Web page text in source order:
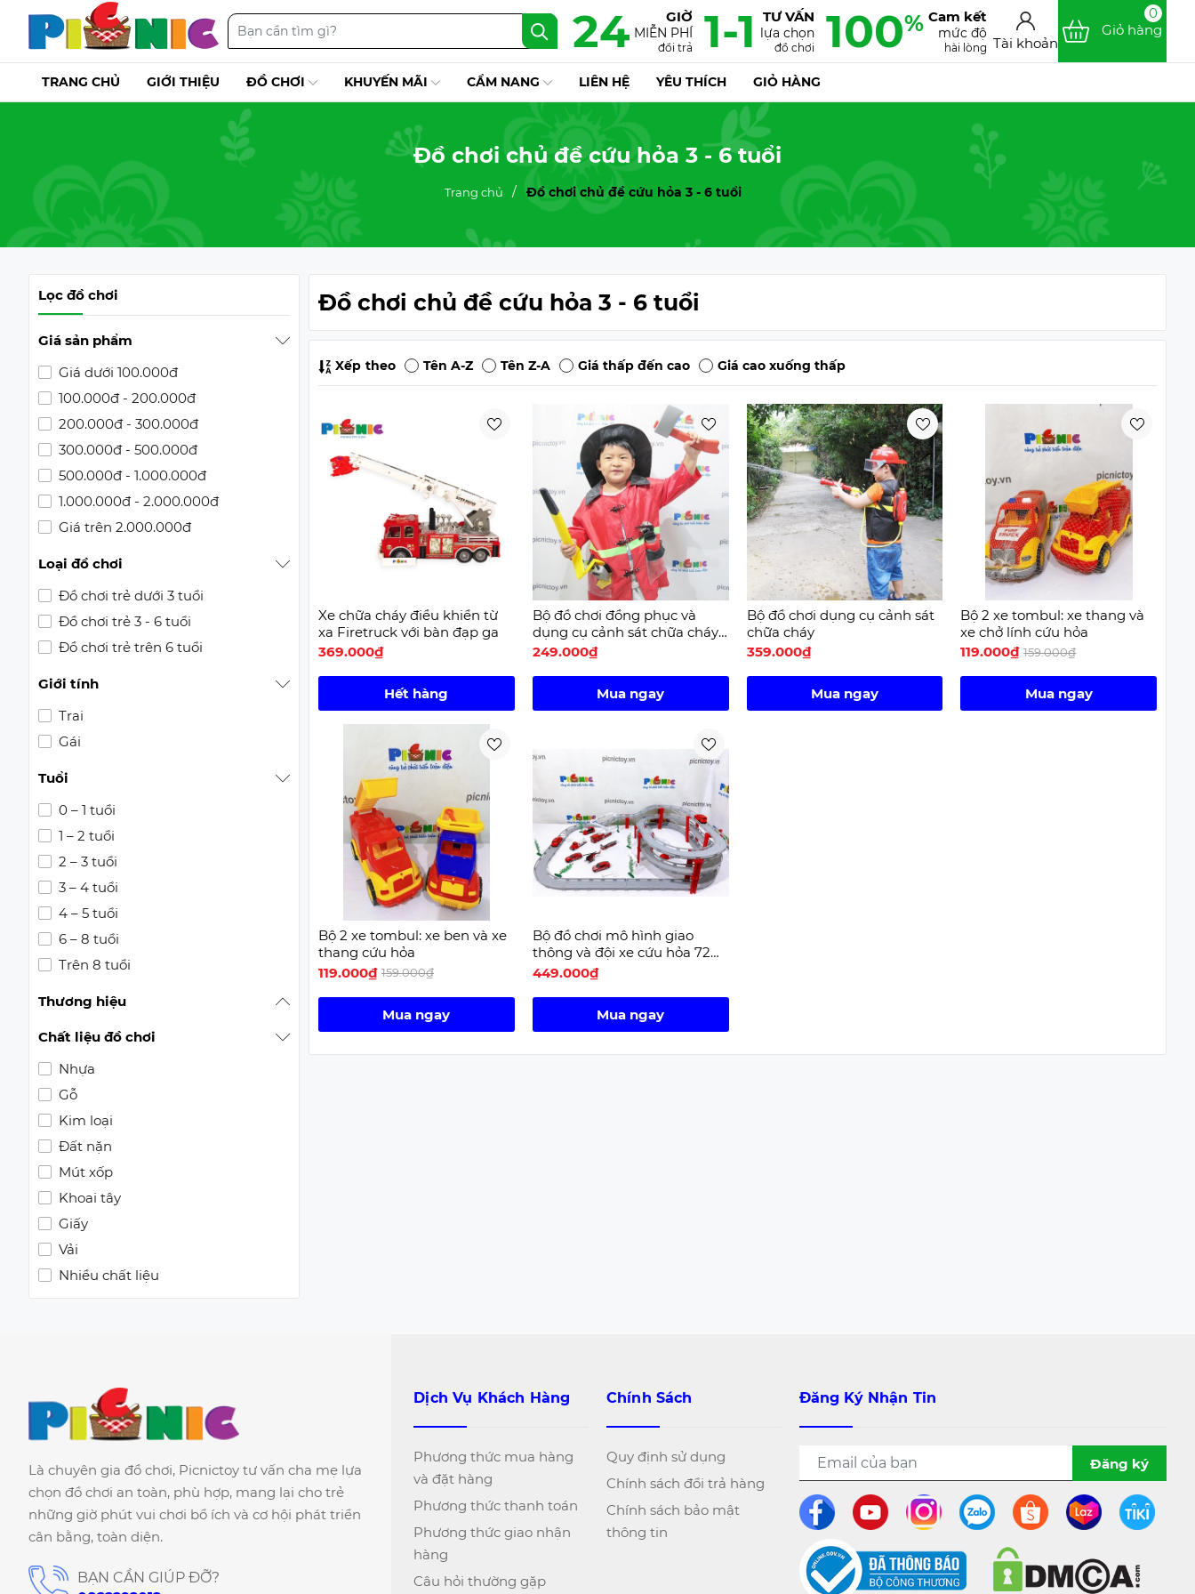
24 GIỜ
MIỄN PHÍ
đổi trả 1-1 TƯ VẤN
lựa chọn
đồ chơi 100% Cam kết
mức độ
hài lòng Tài khoản
0
Giỏ hàng
TRANG CHỦ GIỚI THIỆU ĐỒ CHƠI KHUYẾN MÃI CẨM NANG LIÊN HỆ YÊU THÍCH GIỎ HÀNG
Đồ chơi chủ đề cứu hỏa 3 - 6 tuổi
Trang chủ Đồ chơi chủ đề cứu hỏa 3 - 6 tuổi
Lọc đồ chơi
Giá sản phẩm
Giá dưới 100.000đ
100.000đ - 200.000đ
200.000đ - 300.000đ
300.000đ - 500.000đ
500.000đ - 1.000.000đ
1.000.000đ - 2.000.000đ
Giá trên 2.000.000đ
Loại đồ chơi
Đồ chơi trẻ dưới 3 tuổi
Đồ chơi trẻ 3 - 6 tuổi
Đồ chơi trẻ trên 6 tuổi
Giới tính
Trai
Gái
Tuổi
0 – 1 tuổi
1 – 2 tuổi
2 – 3 tuổi
3 – 4 tuổi
4 – 5 tuổi
6 – 8 tuổi
Trên 8 tuổi
Thương hiệu
Chất liệu đồ chơi
Nhựa
Gỗ
Kim loại
Đất nặn
Mút xốp
Khoai tây
Giấy
Vải
Nhiều chất liệu
Đồ chơi chủ đề cứu hỏa 3 - 6 tuổi
Xếp theo Tên A-Z Tên Z-A Giá thấp đến cao Giá cao xuống thấp
Xe chữa cháy điều khiển từ
xa Firetruck với bàn đạp ga
369.000₫
Hết hàng
Bộ đồ chơi đồng phục và
dụng cụ cảnh sát chữa cháy
4
249.000₫
Mua ngay
Bộ đồ chơi dụng cụ cảnh sát
chữa cháy
359.000₫
Mua ngay
Bộ 2 xe tombul: xe thang và
xe chở lính cứu hỏa
119.000₫ 159.000₫
Mua ngay
Bộ 2 xe tombul: xe ben và xe
thang cứu hỏa
119.000₫ 159.000₫
Mua ngay
Bộ đồ chơi mô hình giao
thông và đội xe cứu hỏa 72
miếng
449.000₫
Mua ngay
Là chuyên gia đồ chơi, Picnictoy tư vấn cha mẹ lựa
chọn đồ chơi an toàn, phù hợp, mang lại cho trẻ
những giờ phút vui chơi bổ ích và cơ hội phát triển
cân bằng, toàn diện.
BẠN CẦN GIÚP ĐỠ?
Dịch Vụ Khách Hàng
Phương thức mua hàng
và đặt hàng
Phương thức thanh toán
Phương thức giao nhận
hàng
Câu hỏi thường gặp
Chính Sách
Quy định sử dụng
Chính sách đổi trả hàng
Chính sách bảo mật
thông tin
Đăng Ký Nhận Tin
Đăng ký